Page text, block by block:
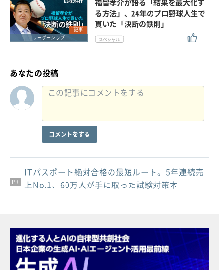
記事
リーダーシップ
福留孝介が語る「結果を最大化す
る方法」、24年のプロ野球人生で
貫いた「決断の鉄則」
あなたの投稿
コメントをする
PR
PR
PR
ITパスポート絶対合格の最短ルート。5年連続売
上No.1、60万人が手に取った試験対策本